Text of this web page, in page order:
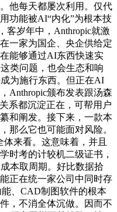
他每天都屡次利用。仅代
功能被AI“内化”为根本技
客岁年中，Anthropic就激
一家为国企、央企供给定
能够通过AI东西快速实
类问题，也会生态和响
为施行东西。但正在AI
Anthropic颁布发表跟汤森
系都沉淀正在，可帮用户
和阐发。接下来，一款本
那么它也可能面对风险。
来看。这意味着，并且
时考的计较机二级证书，
本取周期。好比数据拾
正在统一家公司中同时存
能、CAD制图软件的根本
，不消全体沉做。因而不